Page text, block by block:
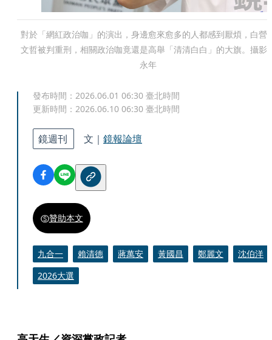
對於「網紅政治咖」的演出，身邊愈來愈多的人都感到厭煩，白營
文哲被判重刑，相關政治咖竟還是高舉「清清白白」的大旗。攝影
永年
發布時間： 2026.06.01 06:30 臺北時間
更新時間： 2026.06.10 06:30 臺北時間
鏡週刊 文｜ 鏡報論壇
贊助本文
九合一 賴清德 蔣萬安 黃國昌 鄭麗文
沈伯洋
2026大選